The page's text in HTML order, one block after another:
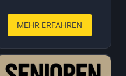
MEHR ERFAHREN